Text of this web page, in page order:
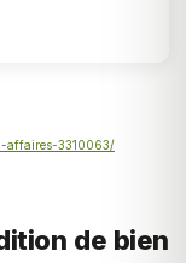
affaires-3310063/
de bien